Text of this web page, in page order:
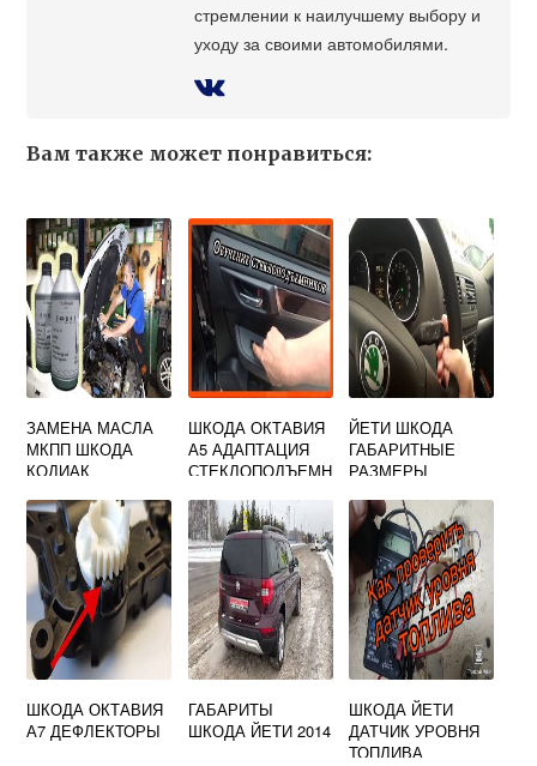
стремлении к наилучшему выбору и
уходу за своими автомобилями.
Вам также может понравиться:
ЗАМЕНА МАСЛА
МКПП ШКОДА
КОДИАК
ШКОДА ОКТАВИЯ
А5 АДАПТАЦИЯ
СТЕКЛОПОДЪЕМН
ЙЕТИ ШКОДА
ГАБАРИТНЫЕ
РАЗМЕРЫ
ШКОДА ОКТАВИЯ
А7 ДЕФЛЕКТОРЫ
ГАБАРИТЫ
ШКОДА ЙЕТИ 2014
ШКОДА ЙЕТИ
ДАТЧИК УРОВНЯ
ТОПЛИВА